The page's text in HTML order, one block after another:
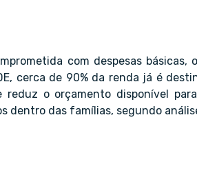
com despesas básicas,
cerca de 90% da renda já é
o orçamento disponível
dentro das famílias, segundo